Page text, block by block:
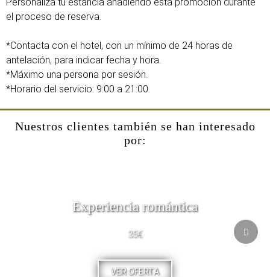
el proceso de reserva.
*Contacta con el hotel, con un mínimo de 24 horas de
antelación, para indicar fecha y hora.
*Máximo una persona por sesión.
*Horario del servicio: 9:00 a 21:00.
Nuestros clientes también se han interesado
por:
Experiencia romántica
35€
VER OFERTA